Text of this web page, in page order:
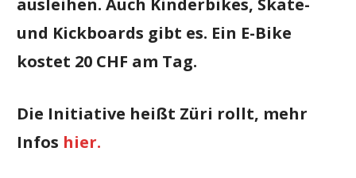
ausleihen. Auch Kinderbikes, Skate-
und Kickboards gibt es. Ein E-Bike
kostet 20 CHF am Tag.
Die Initiative heißt Züri rollt, mehr
Infos hier.